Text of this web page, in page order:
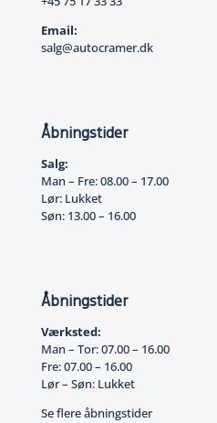
Email:
salg@autocramer.dk
Åbningstider
Salg:
Man – Fre: 08.00 – 17.00
Lør: Lukket
Søn: 13.00 – 16.00
Åbningstider
Værksted:
Man – Tor: 07.00 – 16.00
Fre: 07.00 – 16.00
Lør – Søn: Lukket
Se flere åbningstider